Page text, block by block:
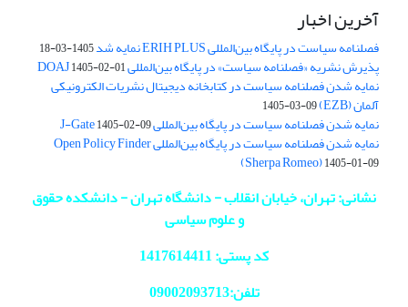
آخرین اخبار
فصلنامه سیاست در پایگاه بین‌المللی ERIH PLUS نمایه شد 1405-03-18
پذیرش نشریه «فصلنامه سیاست» در پایگاه بین‌المللی DOAJ1405-02-01
نمایه شدن فصلنامه سیاست در کتابخانه دیجیتال نشریات الکترونیکی
آلمان (EZB) 1405-03-09
نمایه شدن فصلنامه سیاست در پایگاه بین‌المللی J-Gate1405-02-09
نمایه شدن فصلنامه سیاست در پایگاه بین‌المللی Open Policy Finder
(Sherpa Romeo)1405-01-09
نشانی: تهران، خیابان انقلاب - دانشگاه تهران - دانشکده حقوق
و علوم سیاسی
کد پستی: 1417614411
تلفن:09002093713